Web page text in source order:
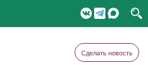
Сделать новость